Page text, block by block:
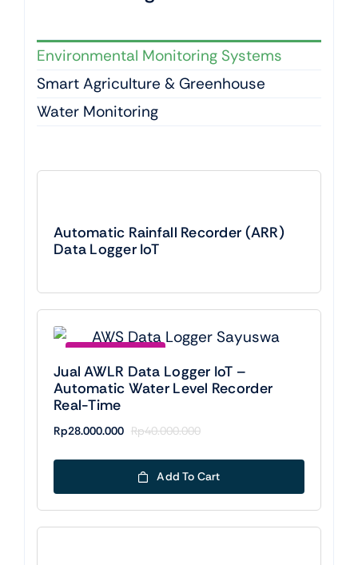
Environmental Monitoring Systems
Smart Agriculture & Greenhouse
Water Monitoring
Automatic Rainfall Recorder (ARR)
Data Logger IoT
Jual AWLR Data Logger IoT –
Automatic Water Level Recorder
Real-Time
Rp40.000.000
Original
price
was:
Rp40.000.000.
Rp28.000.000
Current
price
is:
Rp28.000.000.
Add To Cart